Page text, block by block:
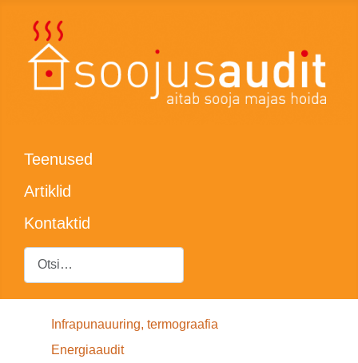
Teenused
Artiklid
Kontaktid
Otsing
Infrapunauuring, termograafia
Energiaaudit